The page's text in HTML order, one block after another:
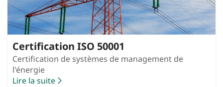
Certification ISO 50001
Certification de systèmes de management de
l'énergie
Lire la suite